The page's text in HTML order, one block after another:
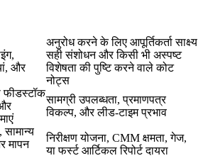
अनुरोध करने के लिए आपूर्तिकर्ता साक्ष्य
और
सही संशोधन और किसी भी अस्पष्ट
विशेषता की पुष्टि करने वाले कोट
नोट्स
फीडस्टॉक
सामग्री उपलब्धता, प्रमाणपत्र
विकल्प, और लीड-टाइम प्रभाव
सामान्य
मापन
निरीक्षण योजना, CMM क्षमता, गेज,
या फर्स्ट आर्टिकल रिपोर्ट दायरा